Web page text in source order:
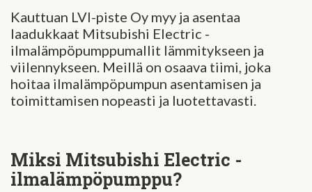
Kauttuan LVI-piste Oy myy ja asentaa
laadukkaat Mitsubishi Electric -
ilmalämpöpumppumallit lämmitykseen ja
viilennykseen. Meillä on osaava tiimi, joka
hoitaa ilmalämpöpumpun asentamisen ja
toimittamisen nopeasti ja luotettavasti.
Miksi Mitsubishi Electric -
ilmalämpöpumppu?